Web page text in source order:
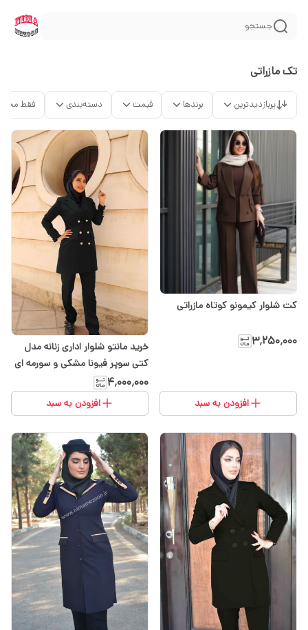
جستجو
تک مازراتی
پربازدیدترین برندها قیمت دسته‌بندی فقط
کت شلوار کیمونو کوتاه مازراتی
۳٬۲۵۰٬۰۰۰
افزودن به سبد
خرید مانتو شلوار اداری زنانه مدل
کتی سوپر فیونا مشکی و سورمه ای
کد 102
۴٬۰۰۰٬۰۰۰
افزودن به سبد